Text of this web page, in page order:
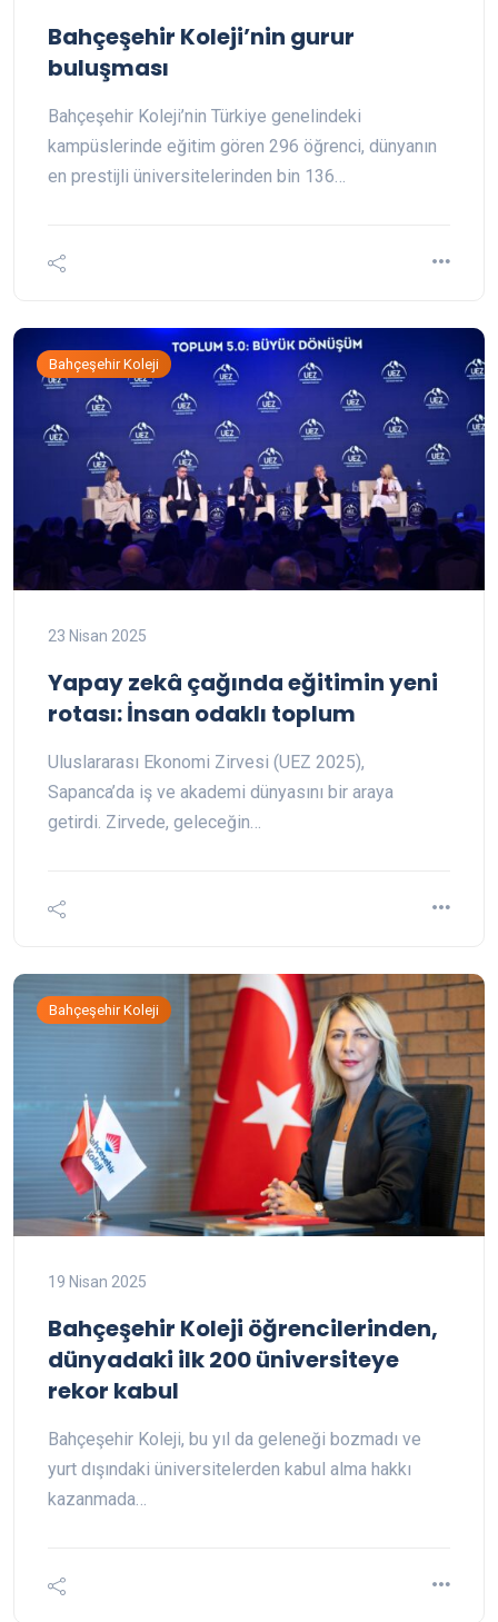
Bahçeşehir Koleji’nin gurur
buluşması
Bahçeşehir Koleji’nin Türkiye genelindeki
kampüslerinde eğitim gören 296 öğrenci, dünyanın
en prestijli üniversitelerinden bin 136…
Bahçeşehir Koleji
23 Nisan 2025
Yapay zekâ çağında eğitimin yeni
rotası: İnsan odaklı toplum
Uluslararası Ekonomi Zirvesi (UEZ 2025),
Sapanca’da iş ve akademi dünyasını bir araya
getirdi. Zirvede, geleceğin…
Bahçeşehir Koleji
19 Nisan 2025
Bahçeşehir Koleji öğrencilerinden,
dünyadaki ilk 200 üniversiteye
rekor kabul
Bahçeşehir Koleji, bu yıl da geleneği bozmadı ve
yurt dışındaki üniversitelerden kabul alma hakkı
kazanmada…